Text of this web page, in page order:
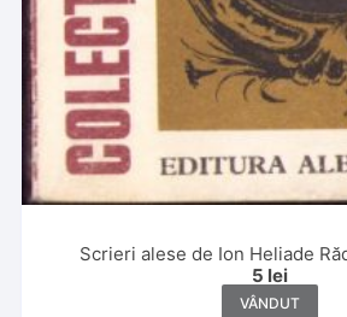
Scrieri alese de Ion Heliade
5 lei
VÂNDUT